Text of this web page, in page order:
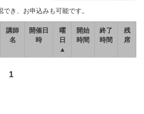
き、お申込みも可能です。
講師
名
開催日
時
曜
日
▲
開始
時間
終了
時間
残
席
1